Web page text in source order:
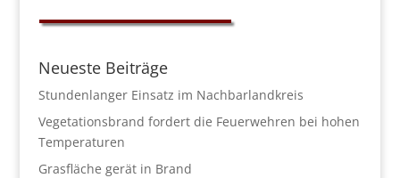
Neueste Beiträge
Stundenlanger Einsatz im Nachbarlandkreis
Vegetationsbrand fordert die Feuerwehren bei hohen
Temperaturen
Grasfläche gerät in Brand